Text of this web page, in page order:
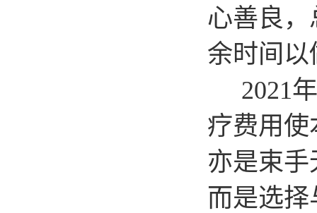
心善良
余时间
2021
疗费用
亦是束
而是选